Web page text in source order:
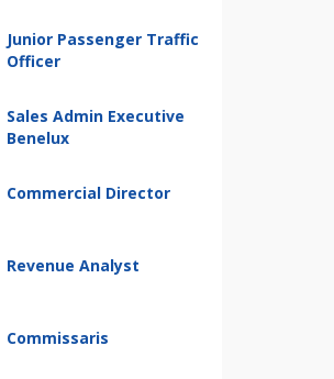
Junior Passenger Traffic
Officer
Sales Admin Executive
Benelux
Commercial Director
Revenue Analyst
Commissaris